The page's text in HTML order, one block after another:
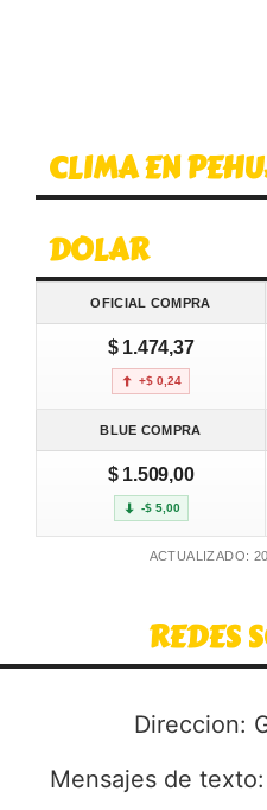
CLIMA EN
DOLAR
OFICIAL COMPRA
$ 1.474,37
+$ 0,24
BLUE COMPRA
$ 1.509,00
-$ 5,00
ACTUALIZADO:
REDES
Direccion:
Mensajes de